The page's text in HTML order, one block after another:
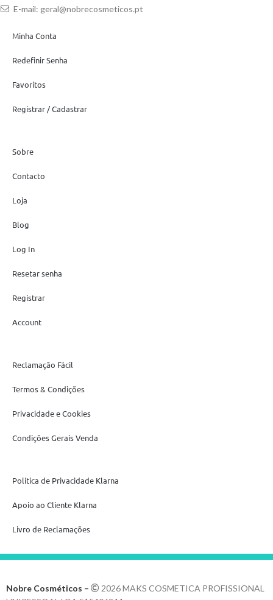
E-mail: geral@nobrecosmeticos.pt
Minha Conta
Redefinir Senha
Favoritos
Registrar / Cadastrar
Sobre
Contacto
Loja
Blog
Log In
Resetar senha
Registrar
Account
Reclamação Fácil
Termos & Condições
Privacidade e Cookies
Condições Gerais Venda
Política de Privacidade Klarna
Apoio ao Cliente Klarna
Livro de Reclamações
Nobre Cosméticos –
2026 MAKS COSMETICA PROFISSIONAL